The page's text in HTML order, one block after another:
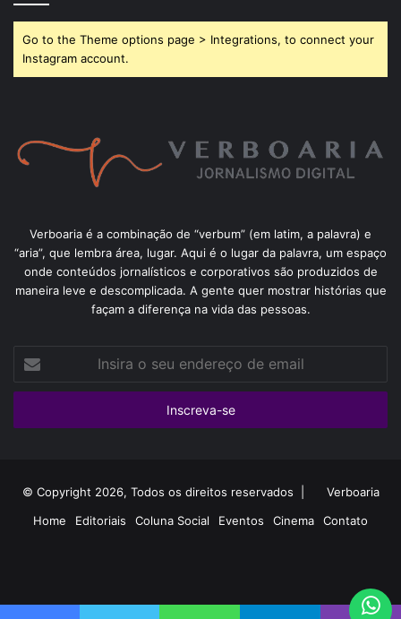
Go to the Theme options page > Integrations, to connect your
Instagram account.
Verboaria é a combinação de “verbum” (em latim, a palavra) e
“aria”, que lembra área, lugar. Aqui é o lugar da palavra, um espaço
onde conteúdos jornalísticos e corporativos são produzidos de
maneira leve e descomplicada. A gente quer mostrar histórias que
façam a diferença na vida das pessoas.
seu
de
© Copyright 2026, Todos os direitos reservados |
Verboaria
Home
Editoriais Coluna Social Eventos Cinema Contato